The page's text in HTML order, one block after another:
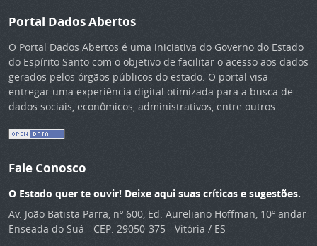
Portal Dados Abertos
O Portal Dados Abertos é uma iniciativa do Governo do Estado
do Espírito Santo com o objetivo de facilitar o acesso aos dados
gerados pelos órgãos públicos do estado. O portal visa
entregar uma experiência digital otimizada para a busca de
dados sociais, econômicos, administrativos, entre outros.
Fale Conosco
O Estado quer te ouvir! Deixe aqui suas críticas e sugestões.
Av. João Batista Parra, nº 600, Ed. Aureliano Hoffman, 10º andar
Enseada do Suá - CEP: 29050-375 - Vitória / ES